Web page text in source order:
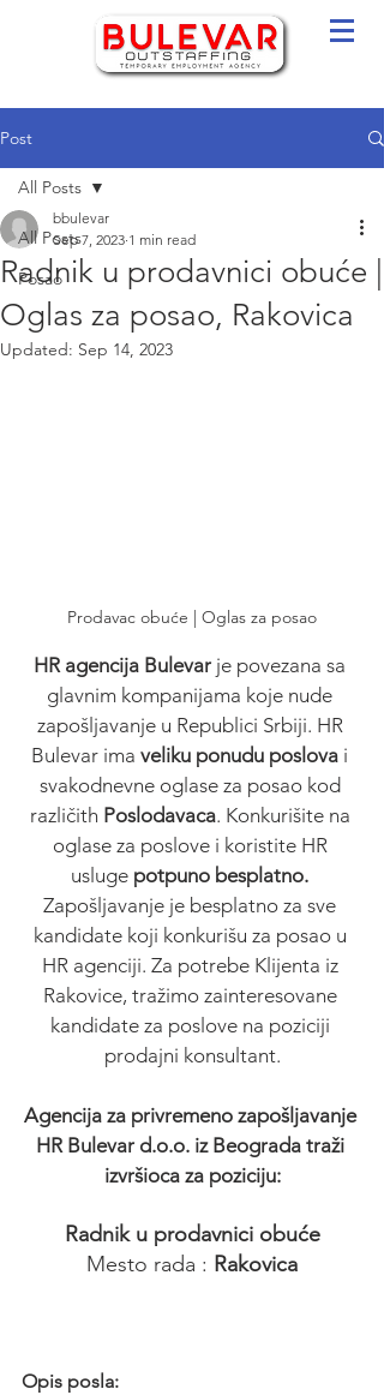
Post
All Posts
Posao
All Posts
Radnik u prodavnici obuće |
Oglas za posao, Rakovica
bbulevar
Sep 7, 2023 1 min read
Updated: Sep 14, 2023
Prodavac obuće | Oglas za posao
HR agencija Bulevar je povezana sa
glavnim kompanijama koje nude
zapošljavanje u Republici Srbiji. HR
Bulevar ima veliku ponudu poslova i
svakodnevne oglase za posao kod
različith Poslodavaca. Konkurišite na
oglase za poslove i koristite HR
usluge potpuno besplatno.
Zapošljavanje je besplatno za sve
kandidate koji konkurišu za posao u
HR agenciji. Za potrebe Klijenta iz
Rakovice, tražimo zainteresovane
kandidate za poslove na poziciji
prodajni konsultant.
Agencija za privremeno zapošljavanje
HR Bulevar d.o.o. iz Beograda traži
izvršioca za poziciju:
Radnik u prodavnici obuće
Mesto rada : Rakovica
Opis posla: